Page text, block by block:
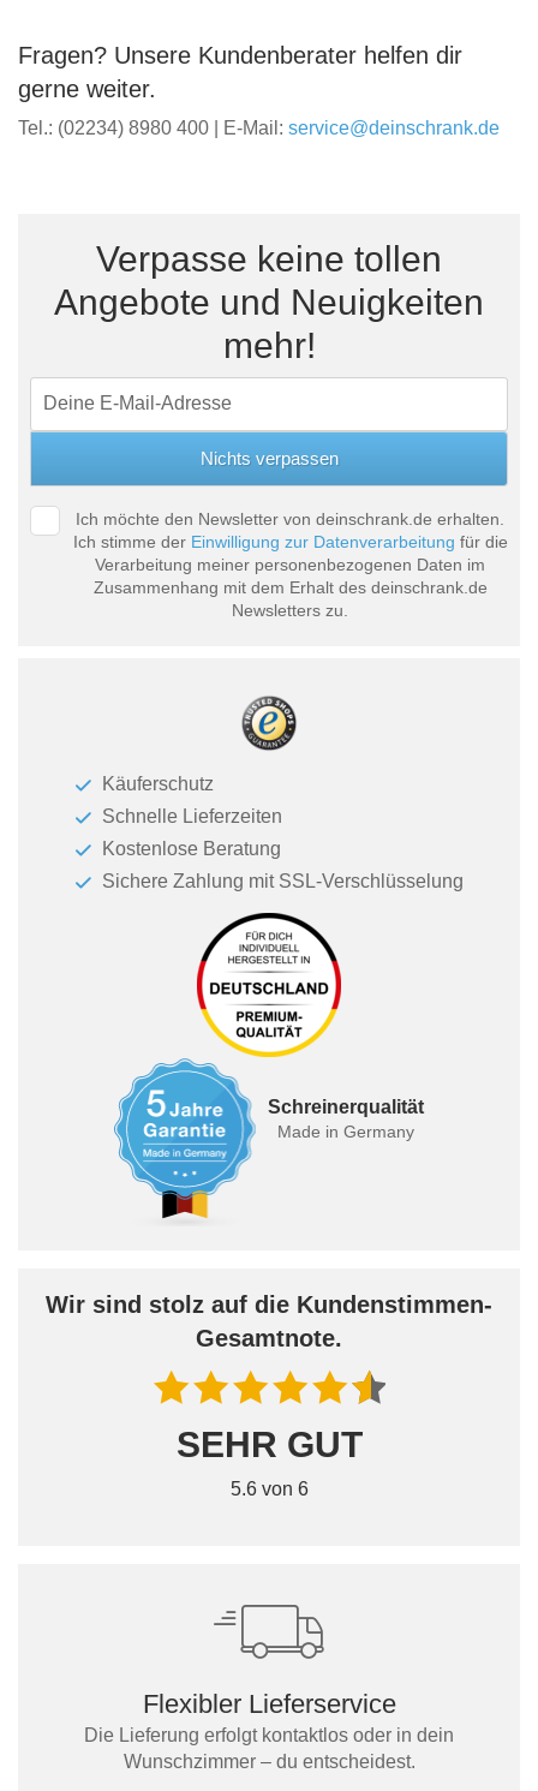
Fragen? Unsere Kundenberater helfen dir
gerne weiter.
Tel.: (02234) 8980 400 | E-Mail: service@deinschrank.de
Verpasse keine tollen
Angebote und Neuigkeiten
mehr!
Ich möchte den Newsletter von deinschrank.de erhalten.
Ich stimme der Einwilligung zur Datenverarbeitung für die
Verarbeitung meiner personenbezogenen Daten im
Zusammenhang mit dem Erhalt des deinschrank.de
Newsletters zu.
Käuferschutz
Schnelle Lieferzeiten
Kostenlose Beratung
Sichere Zahlung mit SSL-Verschlüsselung
Schreinerqualität
Made in Germany
Wir sind stolz auf die Kundenstimmen-
Gesamtnote.
SEHR GUT
5.6 von 6
Flexibler Lieferservice
Die Lieferung erfolgt kontaktlos oder in dein
Wunschzimmer – du entscheidest.